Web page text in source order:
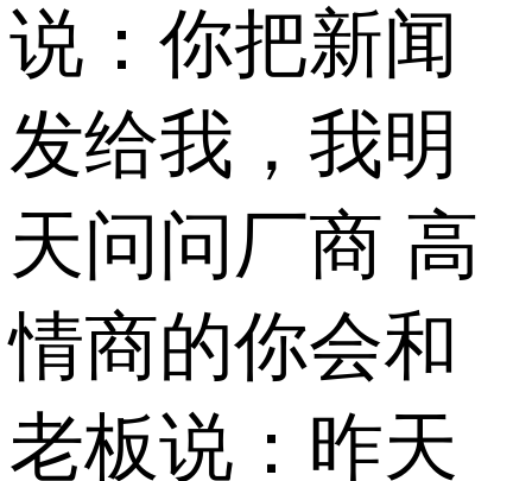
说：你把新闻
发给我，我明
天问问厂商 高
情商的你会和
老板说：昨天